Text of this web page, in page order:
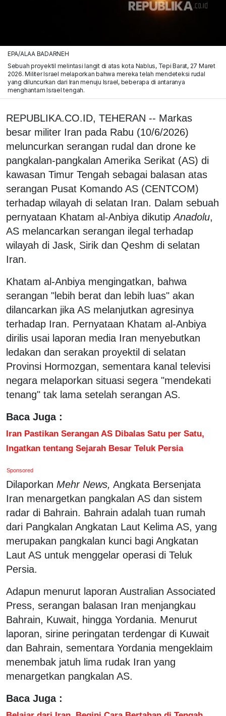
EPA/ALAA BADARNEH
Sebuah proyektil melintasi langit di atas kota Nablus, Tepi Barat, 27 Maret
2026. Militer Israel melaporkan bahwa mereka telah mendeteksi rudal
yang diluncurkan dari Iran menuju Israel, beberapa di antaranya
menghantam Israel tengah.
REPUBLIKA.CO.ID, TEHERAN -- Markas
besar militer Iran pada Rabu (10/6/2026)
meluncurkan serangan rudal dan drone ke
pangkalan-pangkalan Amerika Serikat (AS) di
kawasan Timur Tengah sebagai balasan atas
serangan Pusat Komando AS (CENTCOM)
terhadap wilayah di selatan Iran. Dalam sebuah
pernyataan Khatam al-Anbiya dikutipAnadolu,
AS melancarkan serangan ilegal terhadap
wilayah di Jask, Sirik dan Qeshm di selatan
Iran.
Khatam al-Anbiya mengingatkan, bahwa
serangan "lebih berat dan lebih luas" akan
dilancarkan jika AS melanjutkan agresinya
terhadap Iran. Pernyataan Khatam al-Anbiya
dirilis usai laporan media Iran menyebutkan
ledakan dan serakan proyektil di selatan
Provinsi Hormozgan, sementara kanal televisi
negara melaporkan situasi segera "mendekati
tenang" tak lama setelah serangan AS.
Baca Juga :
Iran Pastikan Serangan AS Dibalas Satu per Satu,
Ingatkan tentang Sejarah Besar Teluk Persia
Sponsored
Dilaporkan Mehr News, Angkata Bersenjata
Iran menargetkan pangkalan AS dan sistem
radar di Bahrain. Bahrain adalah tuan rumah
dari Pangkalan Angkatan Laut Kelima AS, yang
merupakan pangkalan kunci bagi Angkatan
Laut AS untuk menggelar operasi di Teluk
Persia.
Adapun menurut laporan Australian Associated
Press, serangan balasan Iran menjangkau
Bahrain, Kuwait, hingga Yordania. Menurut
laporan, sirine peringatan terdengar di Kuwait
dan Bahrain, sementara Yordania mengeklaim
menembak jatuh lima rudak Iran yang
menargetkan pangkalan AS.
Baca Juga :